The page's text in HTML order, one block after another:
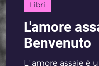
L'amore
Benvenuto
L' amore assaje è un romanzo di Francesca Maria
Libri